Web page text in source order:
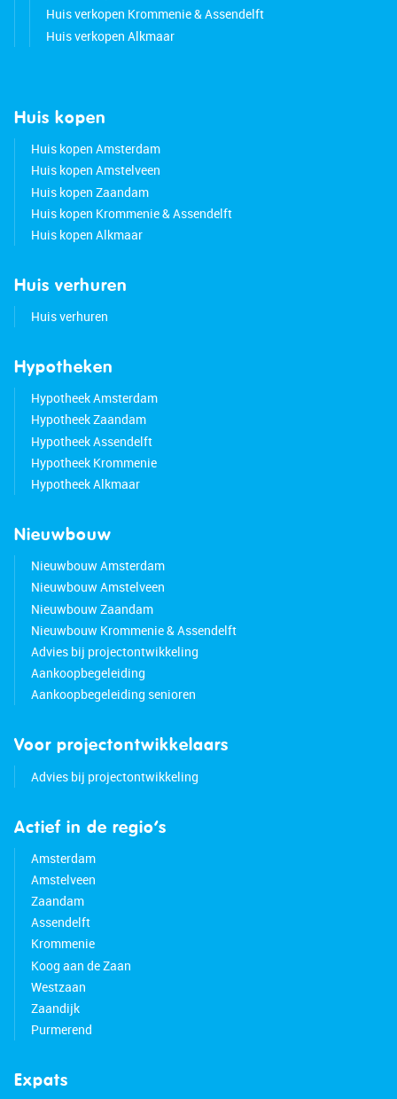
Huis verkopen Krommenie & Assendelft
Huis verkopen Alkmaar
Huis kopen
Huis kopen Amsterdam
Huis kopen Amstelveen
Huis kopen Zaandam
Huis kopen Krommenie & Assendelft
Huis kopen Alkmaar
Huis verhuren
Huis verhuren
Hypotheken
Hypotheek Amsterdam
Hypotheek Zaandam
Hypotheek Assendelft
Hypotheek Krommenie
Hypotheek Alkmaar
Nieuwbouw
Nieuwbouw Amsterdam
Nieuwbouw Amstelveen
Nieuwbouw Zaandam
Nieuwbouw Krommenie & Assendelft
Advies bij projectontwikkeling
Aankoopbegeleiding
Aankoopbegeleiding senioren
Voor projectontwikkelaars
Advies bij projectontwikkeling
Actief in de regio’s
Amsterdam
Amstelveen
Zaandam
Assendelft
Krommenie
Koog aan de Zaan
Westzaan
Zaandijk
Purmerend
Expats